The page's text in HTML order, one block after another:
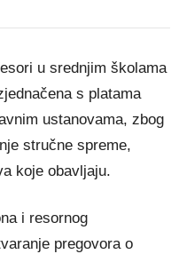
u srednjim školama
s platama
ustanovama, zbog
stručne spreme,
koje obavljaju.
i resornog
pregovora o